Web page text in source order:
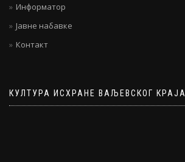
Информатор
Јавне набавке
Контакт
КУЛТУРА ИСХРАНЕ ВАЉЕВСКОГ КРАЈА